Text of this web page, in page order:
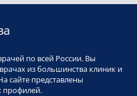
по всей России. Вы
из большинства клиник и
сайте представлены
профилей.